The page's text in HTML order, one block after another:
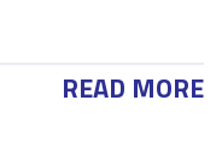
READ MORE